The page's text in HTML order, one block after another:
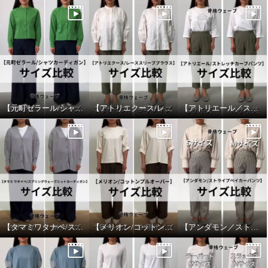
【元町ゼラール/シャツカーディガン】サイズ比較 【アトリエクース/レーススリーブブラウス】サイズ比較 【アトリエール／ストレッチカーブパンツ】サイズ比較
【タマミワタナベ/スプリングウェーブニットカーディガン】サイズ比較 【メリオン/コットンプルオーバー】サイズ比較 【アンダモン／ストライプベイカーパンツ】サイズ比較